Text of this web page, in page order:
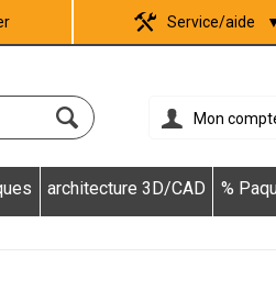
Service/aide
Mon
architecture 3D/CAD %